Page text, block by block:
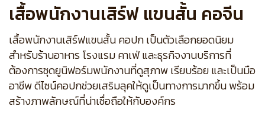
เสื้อพนักงานเสิร์ฟ แขนสั้น คอจีน
เสื้อพนักงานเสิร์ฟแขนสั้น คอปก เป็นตัวเลือกยอดนิยม
สำหรับร้านอาหาร โรงแรม คาเฟ่ และธุรกิจงานบริการที่
ต้องการชุดยูนิฟอร์มพนักงานที่ดูสุภาพ เรียบร้อย และเป็นมือ
อาชีพ ดีไซน์คอปกช่วยเสริมลุคให้ดูเป็นทางการมากขึ้น พร้อม
สร้างภาพลักษณ์ที่น่าเชื่อถือให้กับองค์กร